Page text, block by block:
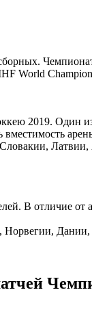
World
2019. Один
вместимость
В отличие от